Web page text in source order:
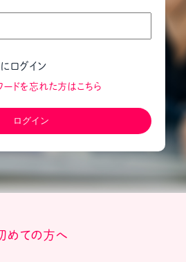
ログイン
ードを忘れた方はこちら
めての方へ